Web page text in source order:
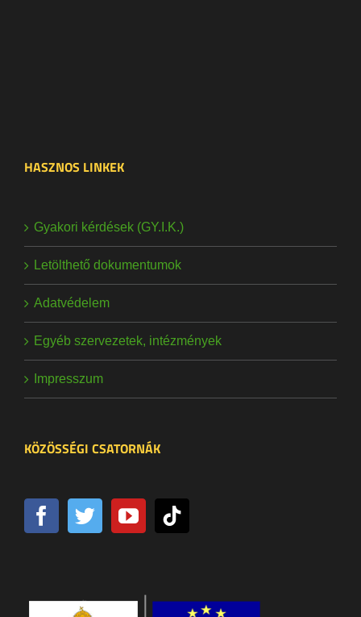
HASZNOS LINKEK
Gyakori kérdések (GY.I.K.)
Letölthető dokumentumok
Adatvédelem
Egyéb szervezetek, intézmények
Impresszum
KÖZÖSSÉGI CSATORNÁK